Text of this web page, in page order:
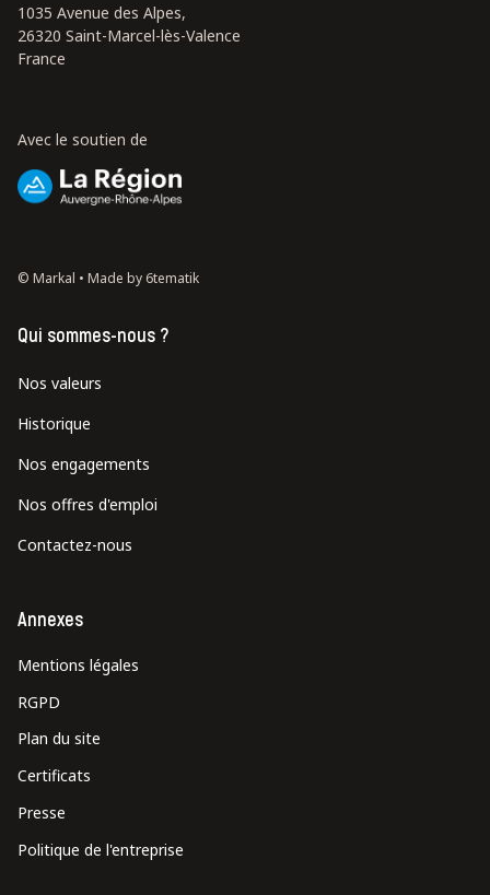
1035 Avenue des Alpes,
26320 Saint-Marcel-lès-Valence
France
Avec le soutien de
© Markal • Made by 6tematik
Qui sommes-nous ?
Nos valeurs
Historique
Nos engagements
Nos offres d'emploi
Contactez-nous
Annexes
Mentions légales
RGPD
Plan du site
Certificats
Presse
Politique de l'entreprise